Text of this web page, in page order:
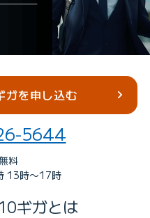
を申し込む
5644
料
13時〜17時
ギガとは